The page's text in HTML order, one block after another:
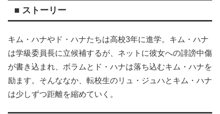
■ ストーリー
キム・ハナやド・ハナたちは高校3年に進学。キム・ハナ
は学級委員長に立候補するが、ネットに彼女への誹謗中傷
が書き込まれ、ボラムとド・ハナは落ち込むキム・ハナを
励ます。そんななか、転校生のリュ・ジュハとキム・ハナ
は少しずつ距離を縮めていく。